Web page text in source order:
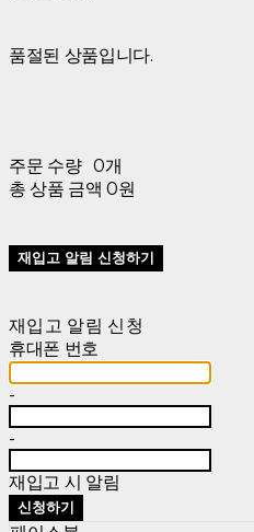
품절된 상품입니다.
주문 수량 0개
총 상품 금액 0원
재입고 알림 신청하기
재입고 알림 신청
휴대폰 번호
-
-
재입고 시 알림
신청하기